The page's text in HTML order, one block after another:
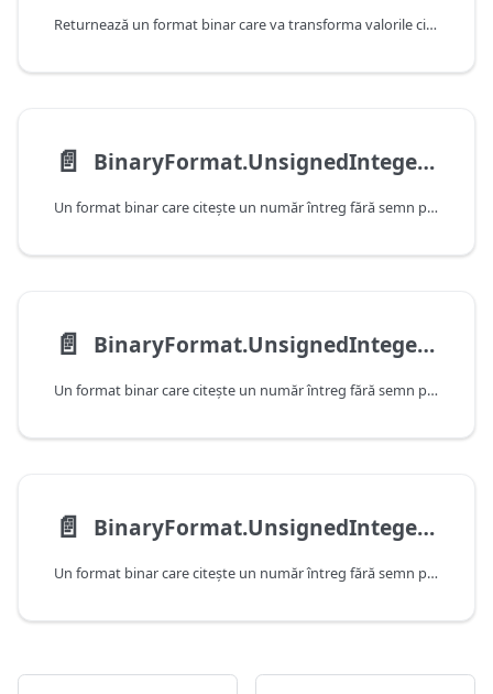
Returnează un format binar care va transforma valorile citite de alt format binar.
📄️ BinaryFormat.UnsignedInteger16
Un format binar care citeşte un număr întreg fără semn pe 16 biţi.
📄️ BinaryFormat.UnsignedInteger32
Un format binar care citeşte un număr întreg fără semn pe 32 de biţi.
📄️ BinaryFormat.UnsignedInteger64
Un format binar care citeşte un număr întreg fără semn pe 64 de biţi.